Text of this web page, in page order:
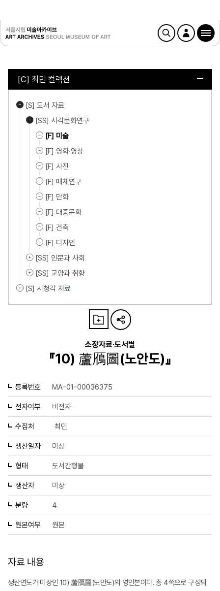
[C] 최민 컬렉션
[S] 도서 자료
[SS] 시각문화연구
[F] 미술
[F] 영화·영상
[F] 사진
[F] 매체연구
[F] 만화
[F] 대중문화
[F] 건축
[F] 디자인
[SS] 인문과 사회
[SS] 교양과 취향
[S] 시청각 자료
소장자료·도서별
『10) 蘆鴈圖(노안도)』
등록번호 MA-01-00036375
전자여부 비전자
수집처 최민
생산일자 미상
형태 도서간행물
생산자 미상
분량 4
원본여부 원본
자료 내용
생산연도가 미상인 10) 蘆鴈圖(노안도)의 영인본이다. 총 4쪽으로 구성되